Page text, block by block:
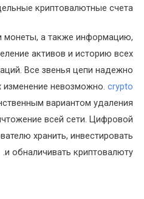
криптовалютные счета.
монеты, а также информацию,
активов и историю всех
Все звенья цепи надежно
изменение невозможно.crypto
вариантом удаления
всей сети. Цифровой
хранить, инвестировать
и обналичивать криптовалюту.